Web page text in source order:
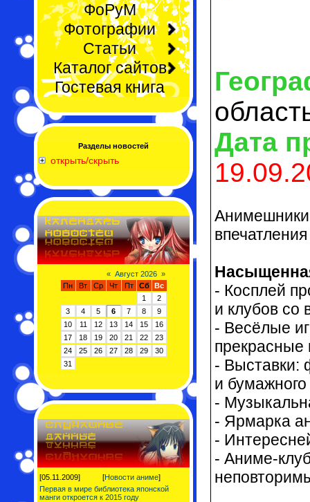
ФоРуМ
Фотографии
Статьи
Каталог сайтов
Гостевая книга
Разделы новостей
открыть/скрыть
« Август 2026 »
Пн
Вт Ср Чт Пт Сб
Вс
1
2
3
4 5 6 7 8
9
10
11 12 13 14 15
16
17
18 19 20 21 22
23
24
25 26 27 28 29
30
31
[05.11.2009] [Новости аниме]
Первая в мире библиотека японской
манги откроется к 2015 году
Дата
- Косплей
и клубов со
- Весёлые
прекрасные
- Выставки:
и
-
- Ярмарка
-
- Аниме-